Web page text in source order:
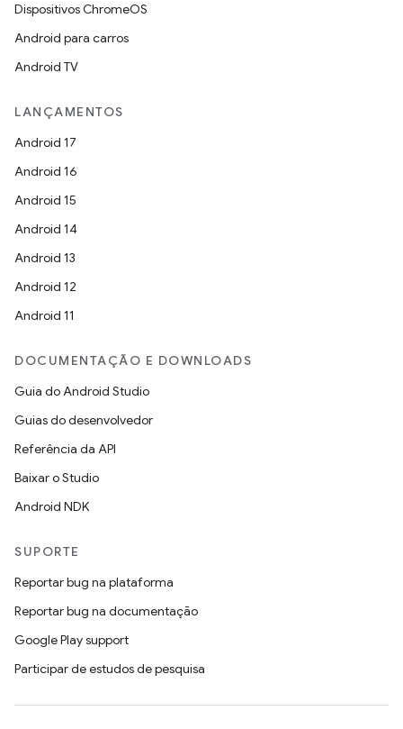
Dispositivos ChromeOS
Android para carros
Android TV
LANÇAMENTOS
Android 17
Android 16
Android 15
Android 14
Android 13
Android 12
Android 11
DOCUMENTAÇÃO E DOWNLOADS
Guia do Android Studio
Guias do desenvolvedor
Referência da API
Baixar o Studio
Android NDK
SUPORTE
Reportar bug na plataforma
Reportar bug na documentação
Google Play support
Participar de estudos de pesquisa